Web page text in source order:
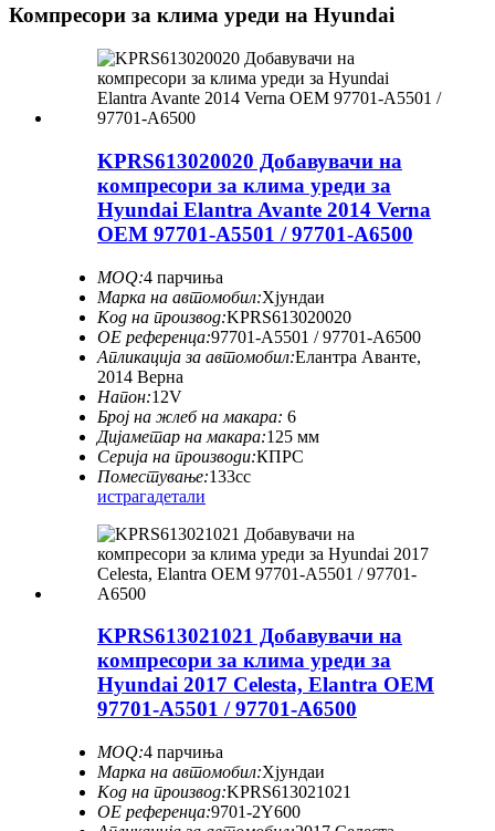
Компресори за клима уреди на Hyundai
KPRS613020020 Добавувачи на
компресори за клима уреди за
Hyundai Elantra Avante 2014 Verna
OEM 97701-A5501 / 97701-A6500
MOQ:4 парчиња
Марка на автомобил:Хјундаи
Код на производ:KPRS613020020
ОЕ референца:97701-A5501 / 97701-A6500
Апликација за автомобил:Елантра Аванте,
2014 Верна
Напон:12V
Број на жлеб на макара: 6
Дијаметар на макара:125 мм
Серија на производи:КПРС
Поместување:133cc
истрагадетали
KPRS613021021 Добавувачи на
компресори за клима уреди за
Hyundai 2017 Celesta, Elantra OEM
97701-A5501 / 97701-A6500
MOQ:4 парчиња
Марка на автомобил:Хјундаи
Код на производ:KPRS613021021
ОЕ референца:9701-2Y600